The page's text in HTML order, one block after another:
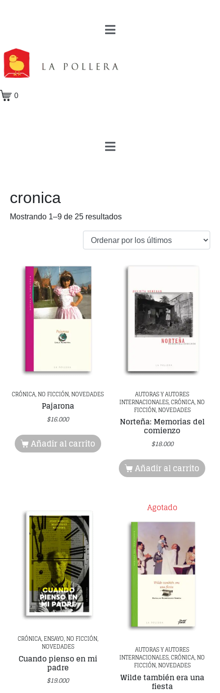
0
cronica
Mostrando 1–9 de 25 resultados
CRÓNICA, NO FICCIÓN, NOVEDADES
Pajarona
$16.000
Añadir al carrito
AUTORAS Y AUTORES
INTERNACIONALES, CRÓNICA, NO
FICCIÓN, NOVEDADES
Norteña: Memorias del
comienzo
$18.000
Añadir al carrito
CRÓNICA, ENSAYO, NO FICCIÓN,
NOVEDADES
Cuando pienso en mi
padre
$19.000
Agotado
AUTORAS Y AUTORES
INTERNACIONALES, CRÓNICA, NO
FICCIÓN, NOVEDADES
Wilde también era una
fiesta